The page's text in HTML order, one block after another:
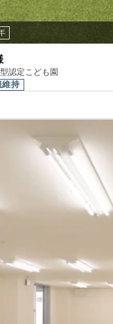
認定こども園
維持